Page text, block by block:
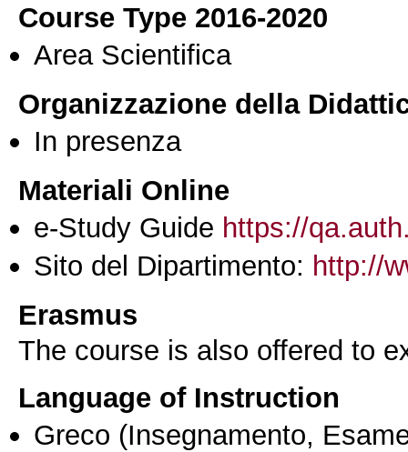
Course Type 2016-2020
Area Scientifica
Organizzazione della
In presenza
Materiali Online
e-Study Guide https://
Sito del Dipartimento: http://
Erasmus
The course is also offered to
Language of Instruction
Greco (Insegnamento,